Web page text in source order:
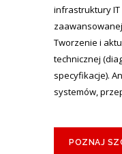
infrastruktury
Tworzenie i
technicznej
specyfikacje).
systemów,
POZNAJ